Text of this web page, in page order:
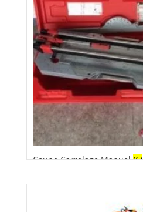
Coupe Carrelage Manuel(6)